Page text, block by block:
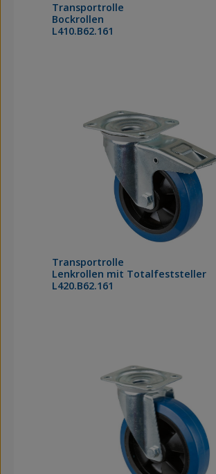
Transportrolle
Bockrollen
L410.B62.161
Transportrolle
Lenkrollen mit Totalfeststeller
L420.B62.161